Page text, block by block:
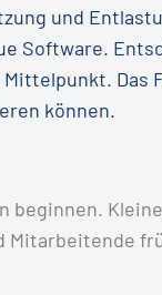
und
Software.
Das
können.
Mitarbeitende